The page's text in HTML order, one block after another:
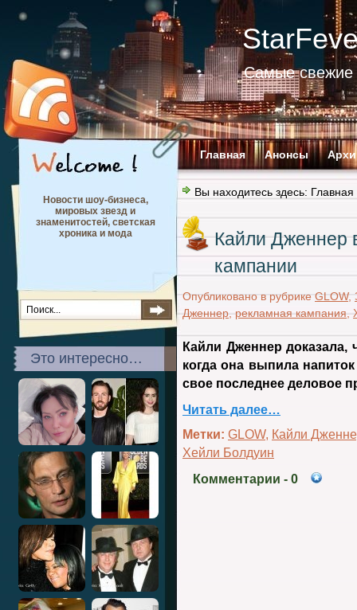
Самые свежие
Главная Анонсы
Новости шоу-бизнеса,
мировых звезд и
знаменитостей, светская
хроника и мода
Это интересно…
Вы находитесь здесь: Главная
Кайли Дженнер
кампании
Опубликовано в рубрике GLOW,
Дженнер рекламная кампания
Кайли Дженнер доказала,
когда она выпила
свое последнее деловое
Читать далее…
Метки: GLOW, Кайли
Хейли Болдуин
Комментарии - 0